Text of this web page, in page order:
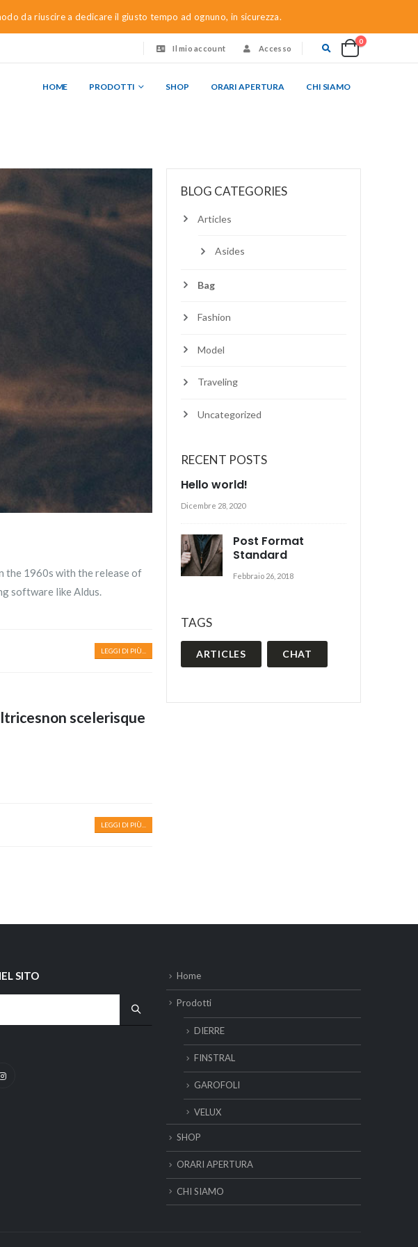
da riuscire a dedicare il giusto tempo ad ognuno, in sicurezza.
Il mio account Accesso
0
HOME PRODOTTI SHOP ORARI APERTURA CHI SIAMO
the 1960s with the release of
software like Aldus.
LEGGI DI PIÙ...
scelerisque
LEGGI DI PIÙ...
BLOG CATEGORIES
Articles
Asides
Bag
Fashion
Model
Traveling
Uncategorized
RECENT POSTS
Hello world!
Dicembre 28, 2020
Post Format
Standard
Febbraio 26, 2018
TAGS
ARTICLES CHAT
SITO Home
Prodotti
DIERRE
FINSTRAL
GAROFOLI
VELUX
SHOP
ORARI APERTURA
CHI SIAMO